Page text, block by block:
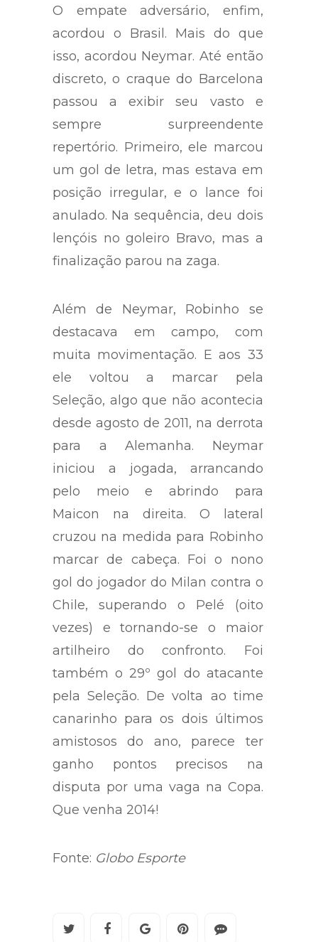
O empate adversário, enfim,
acordou o Brasil. Mais do que
isso, acordou Neymar. Até então
discreto, o craque do Barcelona
passou a exibir seu vasto e
sempre surpreendente
repertório. Primeiro, ele marcou
um gol de letra, mas estava em
posição irregular, e o lance foi
anulado. Na sequência, deu dois
lençóis no goleiro Bravo, mas a
finalização parou na zaga.
Além de Neymar, Robinho se
destacava em campo, com
muita movimentação. E aos 33
ele voltou a marcar pela
Seleção, algo que não acontecia
desde agosto de 2011, na derrota
para a Alemanha. Neymar
iniciou a jogada, arrancando
pelo meio e abrindo para
Maicon na direita. O lateral
cruzou na medida para Robinho
marcar de cabeça. Foi o nono
gol do jogador do Milan contra o
Chile, superando o Pelé (oito
vezes) e tornando-se o maior
artilheiro do confronto. Foi
também o 29º gol do atacante
pela Seleção. De volta ao time
canarinho para os dois últimos
amistosos do ano, parece ter
ganho pontos precisos na
disputa por uma vaga na Copa.
Que venha 2014!
Fonte: Globo Esporte